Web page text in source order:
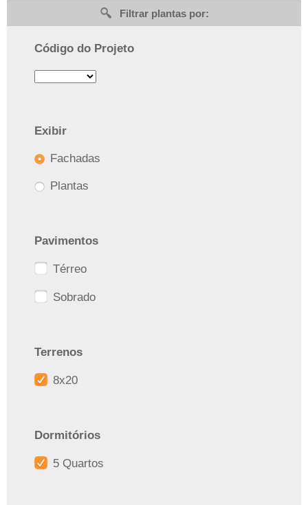
Filtrar plantas por:
Código do Projeto
Exibir
Fachadas
Plantas
Pavimentos
Térreo
Sobrado
Terrenos
8x20
Dormitórios
5 Quartos